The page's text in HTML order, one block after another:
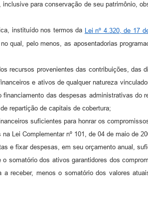
para conservação de seu patrimônio,
instituído nos termos da Lei nº 4.320, de 17
qual, pelo menos, as aposentadorias
recursos provenientes das contribuições, das
e ativos de qualquer natureza
das despesas administrativas do
repartição de capitais de cobertura;
suficientes para honrar os
Lei Complementar nº 101, de 04 de maio de
e fixar despesas, em seu orçamento anual,
somatório dos ativos garantidores dos
receber, menos o somatório dos valores